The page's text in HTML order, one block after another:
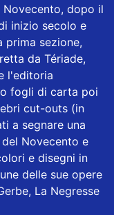
Novecento, dopo il
inizio secolo e
prima sezione,
da Tériade,
l'editoria
fogli di carta poi
cut-outs (in
a segnare una
Novecento e
e disegni in
delle sue opere
La Negresse